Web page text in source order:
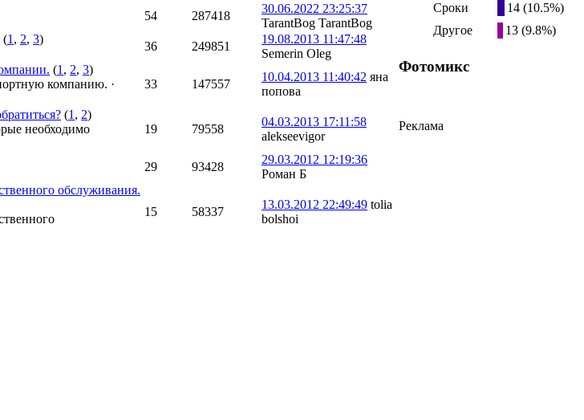
54 287418
30.06.2022 23:25:37
TarantBog TarantBog
(1 , 2, 3)
36 249851
19.08.2013 11:47:48
Semerin Oleg
(1 , 2, 3)
компанию. ·
33 147557
10.04.2013 11:40:42 яна
попова
(1 , 2)
необходимо
19 79558
04.03.2013 17:11:58
alekseevigor
29 93428
29.03.2012 12:19:36
Роман Б
обслуживания.
15 58337
13.03.2012 22:49:49 tolia
bolshoi
Сроки
14 (10.5%)
Другое
13 (9.8%)
Фотомикс
Реклама